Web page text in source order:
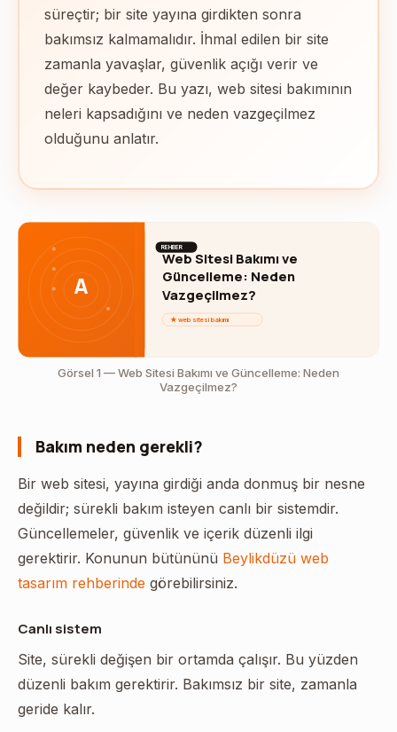
süreçtir; bir site yayına girdikten sonra
bakımsız kalmamalıdır. İhmal edilen bir site
zamanla yavaşlar, güvenlik açığı verir ve
değer kaybeder. Bu yazı, web sitesi bakımının
neleri kapsadığını ve neden vazgeçilmez
olduğunu anlatır.
A
REHBER
Web Sitesi Bakımı ve
Güncelleme: Neden
Vazgeçilmez?
★ web sitesi bakımı
Görsel 1 — Web Sitesi Bakımı ve Güncelleme: Neden
Vazgeçilmez?
Bakım neden gerekli?
Bir web sitesi, yayına girdiği anda donmuş bir nesne
değildir; sürekli bakım isteyen canlı bir sistemdir.
Güncellemeler, güvenlik ve içerik düzenli ilgi
gerektirir. Konunun bütününü Beylikdüzü web
tasarım rehberinde görebilirsiniz.
Canlı sistem
Site, sürekli değişen bir ortamda çalışır. Bu yüzden
düzenli bakım gerektirir. Bakımsız bir site, zamanla
geride kalır.